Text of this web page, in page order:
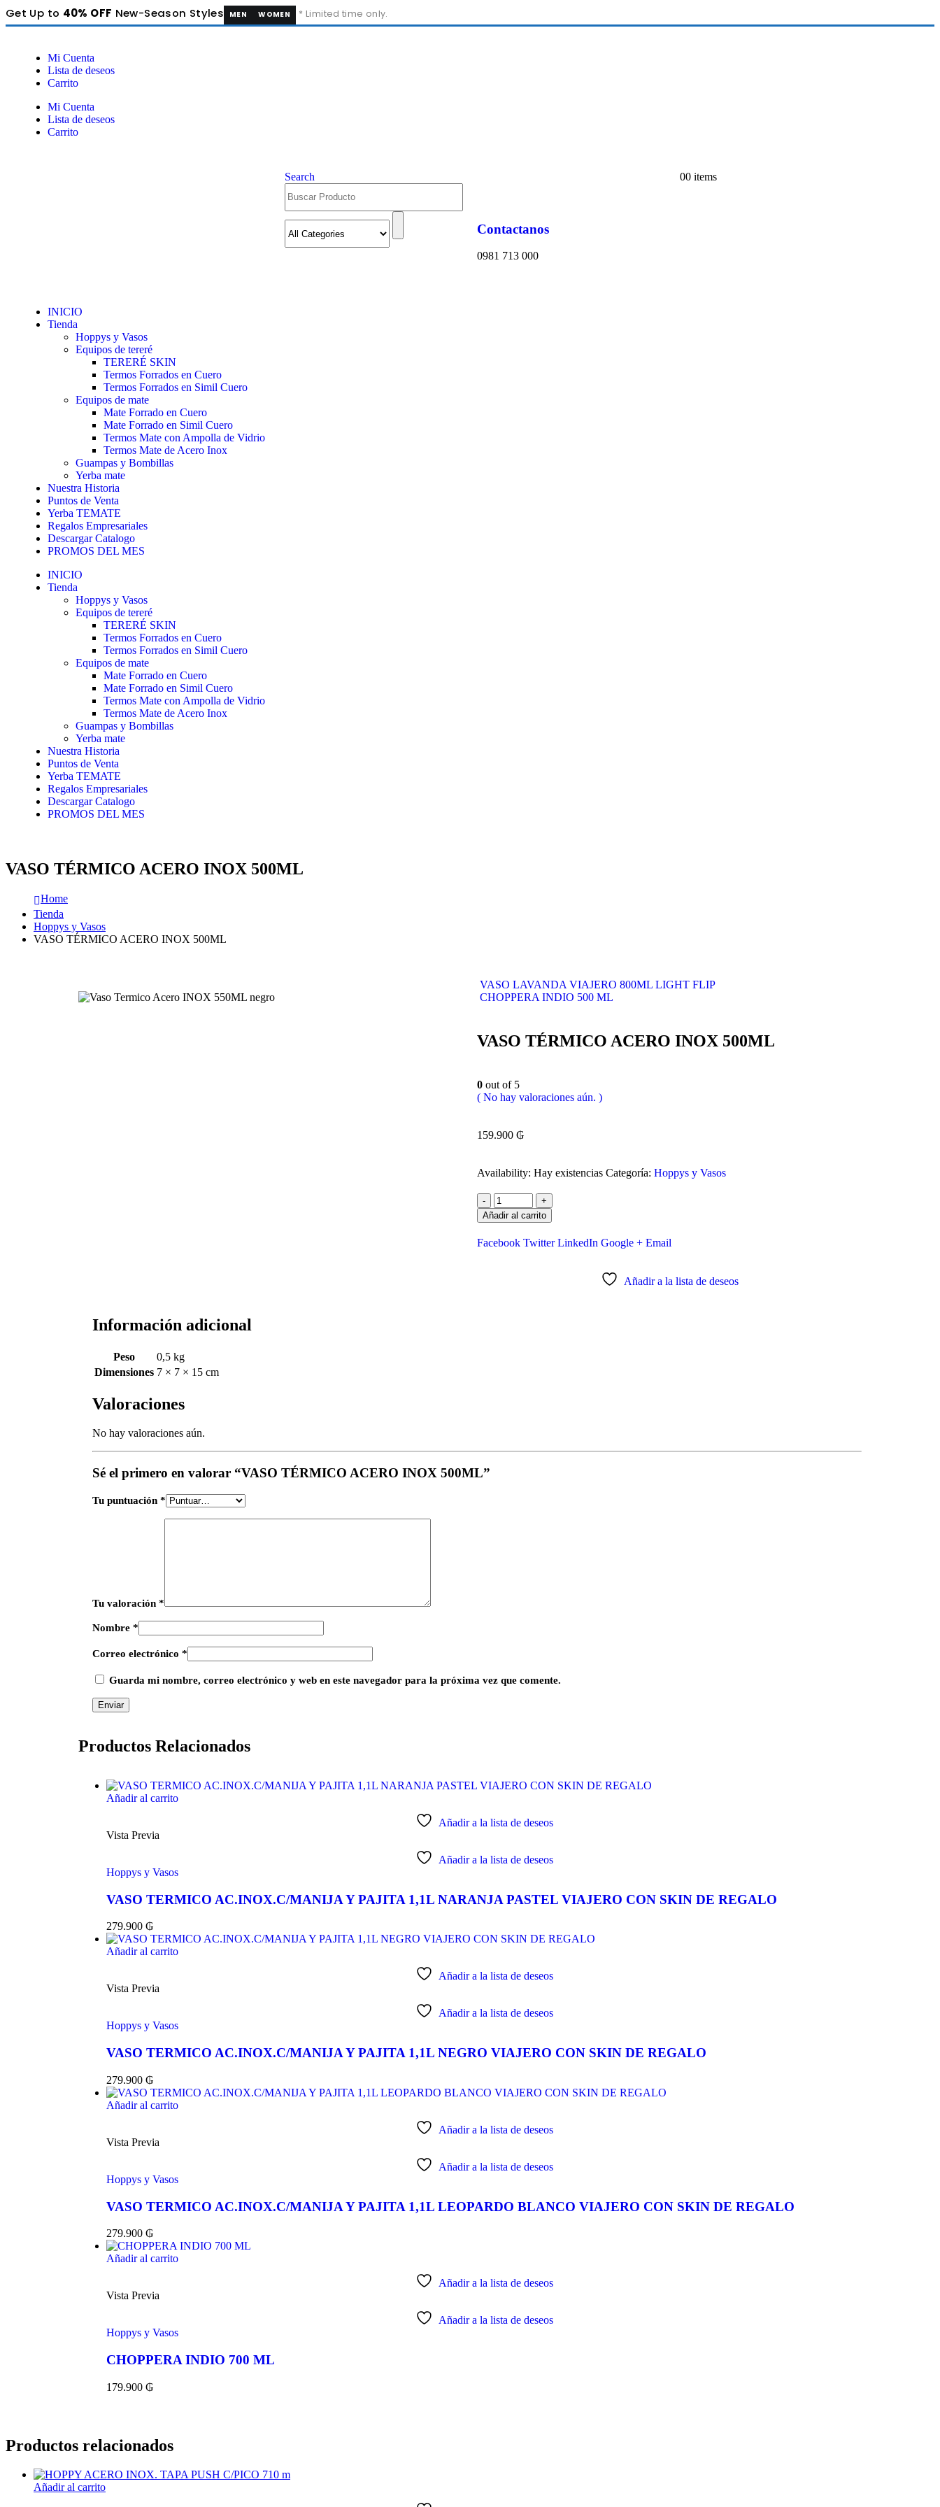
Get Up to 40% OFF New-Season Styles MEN WOMEN * Limited time only.
Mi Cuenta
Lista de deseos
Carrito
Mi Cuenta
Lista de deseos
Carrito
Search
Contactanos
0981 713 000
00 items
INICIO
Tienda
Hoppys y Vasos
Equipos de tereré
TERERÉ SKIN
Termos Forrados en Cuero
Termos Forrados en Simil Cuero
Equipos de mate
Mate Forrado en Cuero
Mate Forrado en Simil Cuero
Termos Mate con Ampolla de Vidrio
Termos Mate de Acero Inox
Guampas y Bombillas
Yerba mate
Nuestra Historia
Puntos de Venta
Yerba TEMATE
Regalos Empresariales
Descargar Catalogo
PROMOS DEL MES
INICIO
Tienda
Hoppys y Vasos
Equipos de tereré
TERERÉ SKIN
Termos Forrados en Cuero
Termos Forrados en Simil Cuero
Equipos de mate
Mate Forrado en Cuero
Mate Forrado en Simil Cuero
Termos Mate con Ampolla de Vidrio
Termos Mate de Acero Inox
Guampas y Bombillas
Yerba mate
Nuestra Historia
Puntos de Venta
Yerba TEMATE
Regalos Empresariales
Descargar Catalogo
PROMOS DEL MES
VASO TÉRMICO ACERO INOX 500ML
Home
Tienda
Hoppys y Vasos
VASO TÉRMICO ACERO INOX 500ML
VASO LAVANDA VIAJERO 800ML LIGHT FLIP
CHOPPERA INDIO 500 ML
VASO TÉRMICO ACERO INOX 500ML
0 out of 5
( No hay valoraciones aún. )
159.900 ₲
Availability: Hay existencias Categoría: Hoppys y Vasos
-
+
Añadir al carrito
Facebook Twitter LinkedIn Google + Email
Añadir a la lista de deseos
Información adicional
Peso
0,5 kg
Dimensiones 7 × 7 × 15 cm
Valoraciones
No hay valoraciones aún.
Sé el primero en valorar “VASO TÉRMICO ACERO INOX 500ML”
Tu puntuación *
Tu valoración *
Nombre *
Correo electrónico *
Guarda mi nombre, correo electrónico y web en este navegador para la próxima vez que comente.
Productos Relacionados
Añadir al carrito
Añadir a la lista de deseos
Vista Previa
Añadir a la lista de deseos
Hoppys y Vasos
VASO TERMICO AC.INOX.C/MANIJA Y PAJITA 1,1L NARANJA PASTEL VIAJERO CON SKIN DE REGALO
279.900 ₲
Añadir al carrito
Añadir a la lista de deseos
Vista Previa
Añadir a la lista de deseos
Hoppys y Vasos
VASO TERMICO AC.INOX.C/MANIJA Y PAJITA 1,1L NEGRO VIAJERO CON SKIN DE REGALO
279.900 ₲
Añadir al carrito
Añadir a la lista de deseos
Vista Previa
Añadir a la lista de deseos
Hoppys y Vasos
VASO TERMICO AC.INOX.C/MANIJA Y PAJITA 1,1L LEOPARDO BLANCO VIAJERO CON SKIN DE REGALO
279.900 ₲
Añadir al carrito
Añadir a la lista de deseos
Vista Previa
Añadir a la lista de deseos
Hoppys y Vasos
CHOPPERA INDIO 700 ML
179.900 ₲
Productos relacionados
Añadir al carrito